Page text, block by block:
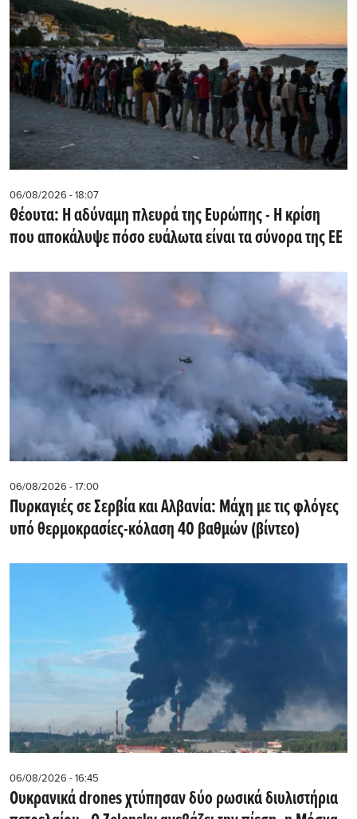
06/08/2026 - 18:07
Θέουτα: Η αδύναμη πλευρά της Ευρώπης - Η κρίση
που αποκάλυψε πόσο ευάλωτα είναι τα σύνορα της ΕΕ
06/08/2026 - 17:00
Πυρκαγιές σε Σερβία και Αλβανία: Μάχη με τις φλόγες
υπό θερμοκρασίες-κόλαση 40 βαθμών (βίντεο)
06/08/2026 - 16:45
Ουκρανικά drones χτύπησαν δύο ρωσικά διυλιστήρια